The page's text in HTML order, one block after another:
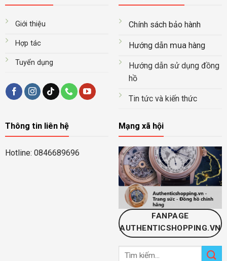
Giới thiệu
Hợp tác
Tuyển dụng
Chính sách bảo hành
Hướng dẫn muahàng
Hướng dẫn sử dụng đồng
hồ
Tin tức và kiến thức
Thông tin liên hệ
Hotline: 0846689696
Mạng xã hội
FANPAGE
AUTHENTICSHOPPING.VN
Tìm